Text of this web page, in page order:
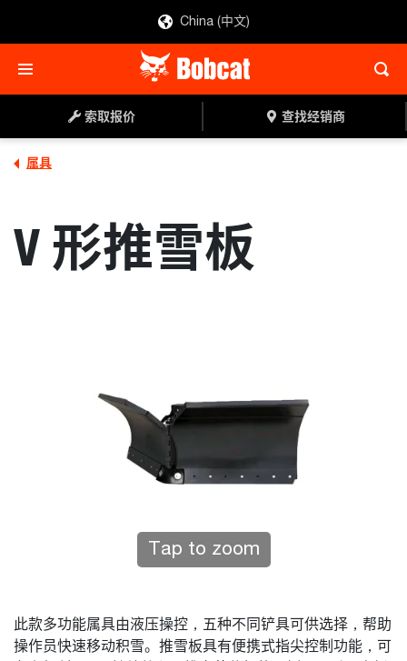
China (中文)
索取报价 查找经销商
属具
V 形推雪板
Tap to zoom
此款多功能属具由液压操控，五种不同铲具可供选择，帮助
操作员快速移动积雪。推雪板具有便携式指尖控制功能，可
查找经销商